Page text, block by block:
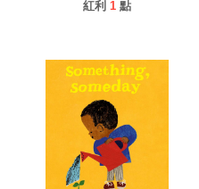
紅利 1 點